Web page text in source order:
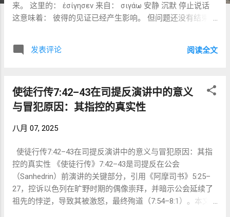
来。 这里的： ἐσίγησεν 来自： σιγάω 安静 沉默 停止说话
这意味着： 彼得的见证已经产生影响。 但问题还没有结束。
文。 巴拿巴与保罗的见证 Acts 15:12 ἤκουον Βαρναβᾶ καὶ
导地位是在后面逐渐形成。 他们讲述： σημεῖα καὶ τέρατα 神
迹和奇事 这与出埃及记语言十分接近。 神昔日借神迹把以色
然后出现关键人物。 Acts 15:13 Ἰάκωβος λέγων 雅各说 这
弟雅各。 耶路撒冷教会领袖。 有趣的是： 最后作出总结的
不是彼得。 而是雅各。 这反映： 彼得是见证人。 雅各是裁
决者。 先看神做了什么 Acts 15:14 Συμεὼν ἐξηγήσατο 西门
已经说明 这里特别使用： Συμεών 而不是： Πέτρος 这是希
伯来名字： שמעון Shim'on 很有犹太气息。 ἐξηγήσατο 解释
发表评论 阅读全文
使徒行传7:42–43在司提反演讲中的意义
与冒犯原因：其指控的真实性
八月 07, 2025
使徒行传7:42–43在司提反演讲中的意义与冒犯原因：其指
控的真实性 《使徒行传》7:42–43是司提反在公会
（Sanhedrin）前演讲的关键部分，引用《阿摩司书》5:25–
27，控诉以色列在旷野时期的偶像崇拜，并暗示公会延续了
祖先的悖逆，导致其被激怒，最终殉道（7:54–8:1）。本文结